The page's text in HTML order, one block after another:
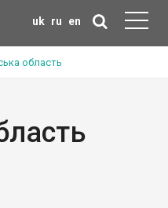
uk ru en
область